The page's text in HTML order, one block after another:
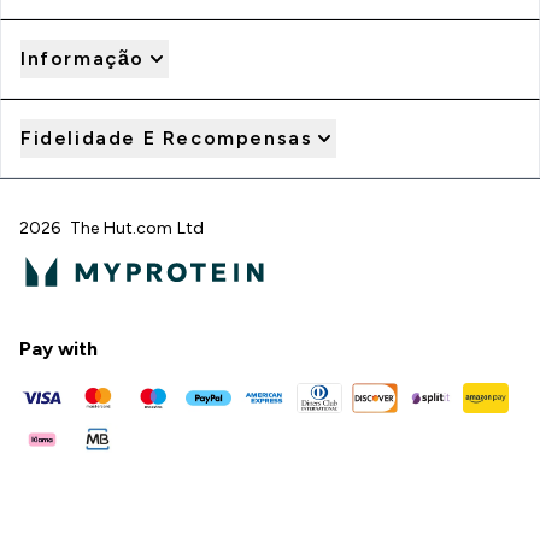
Informação
Fidelidade E Recompensas
2026 The Hut.com Ltd
Pay with